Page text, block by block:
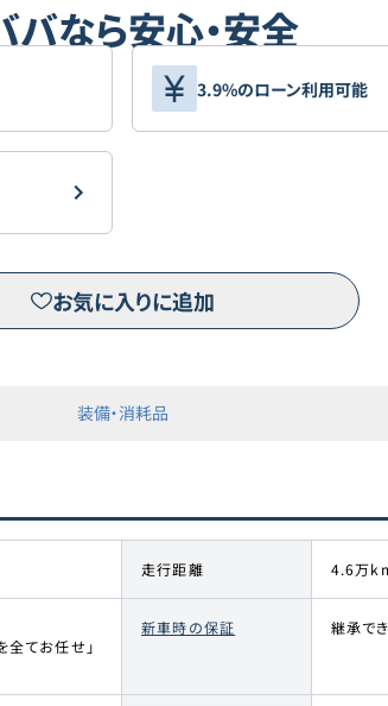
バなら安心・安全
3.9%のローン利用可能
お気に入りに追加
装備・消耗品
走行距離 4.6万
てお任せ」
新車時の保証 継承で